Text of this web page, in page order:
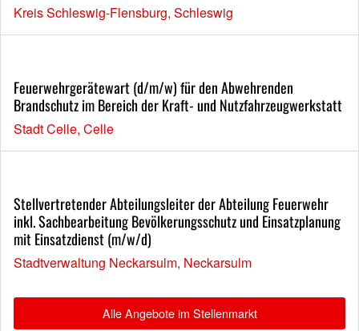
Kreis Schleswig-Flensburg, Schleswig
Feuerwehrgerätewart (d/m/w) für den Abwehrenden
Brandschutz im Bereich der Kraft- und Nutzfahrzeugwerkstatt
Stadt Celle, Celle
Stellvertretender Abteilungsleiter der Abteilung Feuerwehr
inkl. Sachbearbeitung Bevölkerungsschutz und Einsatzplanung
mit Einsatzdienst (m/w/d)
Stadtverwaltung Neckarsulm, Neckarsulm
Alle Angebote im Stellenmarkt